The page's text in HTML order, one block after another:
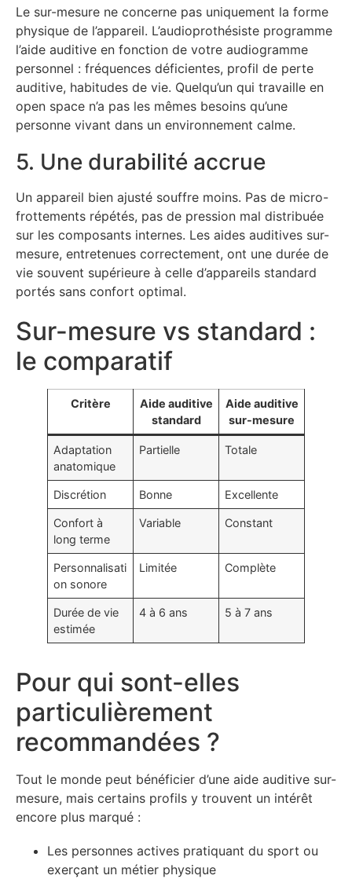
Le sur-mesure ne concerne pas uniquement la forme
physique de l’appareil. L’audioprothésiste programme
l’aide auditive en fonction de votre audiogramme
personnel : fréquences déficientes, profil de perte
auditive, habitudes de vie. Quelqu’un qui travaille en
open space n’a pas les mêmes besoins qu’une
personne vivant dans un environnement calme.
5. Une durabilité accrue
Un appareil bien ajusté souffre moins. Pas de micro-
frottements répétés, pas de pression mal distribuée
sur les composants internes. Les aides auditives sur-
mesure, entretenues correctement, ont une durée de
vie souvent supérieure à celle d’appareils standard
portés sans confort optimal.
Sur-mesure vs standard :
le comparatif
Critère
Aide auditive
standard
Aide auditive
sur-mesure
Adaptation
anatomique
Partielle Totale
Discrétion Bonne Excellente
Confort à
long terme
Variable Constant
Personnalisati
on sonore
Limitée Complète
Durée de vie
estimée
4 à 6 ans 5 à 7 ans
Pour qui sont-elles
particulièrement
recommandées ?
Tout le monde peut bénéficier d’une aide auditive sur-
mesure, mais certains profils y trouvent un intérêt
encore plus marqué :
Les personnes actives pratiquant du sport ou
exerçant un métier physique